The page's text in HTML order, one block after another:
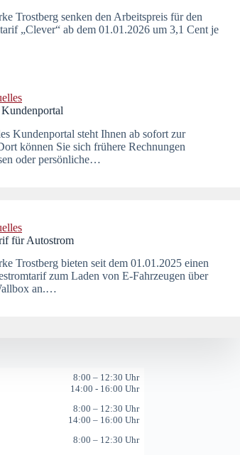
Trostberg senken den Arbeitspreis für den
„Clever“ ab dem 01.01.2026 um 3,1 Cent je
Kundenportal steht Ihnen ab sofort zur
können Sie sich frühere Rechnungen
oder persönliche…
für Autostrom
Trostberg bieten seit dem 01.01.2025 einen
zum Laden von E-Fahrzeugen über
an.…
8:00 – 12:30 Uhr
14:00 - 16:00 Uhr
8:00 – 12:30 Uhr
14:00 – 16:00 Uhr
8:00 – 12:30 Uhr